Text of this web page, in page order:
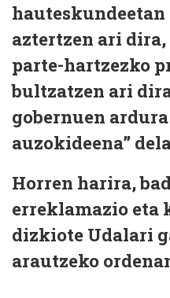
aztertzen ari
parte-hartzezko
bultzatzen ari
gobernuen
auzokideena”
Horren harira,
erreklamazio eta
dizkiote Udalari
arautzeko